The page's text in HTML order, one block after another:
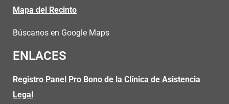
Mapa del Recinto
Búscanos en Google Maps
ENLACES
Registro Panel Pro Bono de la Clínica de Asistencia
Legal